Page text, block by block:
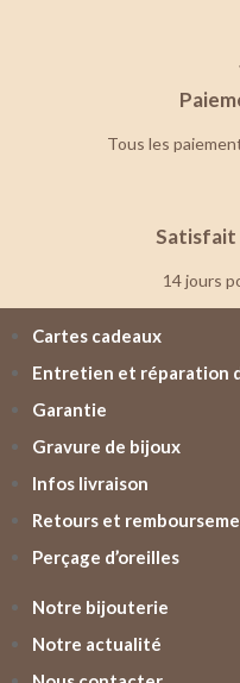
Tous les
Satisfait
14 jours
Cartes cadeaux
Entretien et réparation
Garantie
Gravure de bijoux
Infos livraison
Retours et
Perçage d’oreilles
Notre bijouterie
Notre actualité